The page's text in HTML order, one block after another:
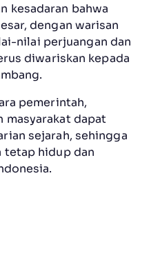
kesadaran bahwa
dengan warisan
nilai perjuangan dan
diwariskan kepada
pemerintah,
masyarakat dapat
sejarah, sehingga
tetap hidup dan